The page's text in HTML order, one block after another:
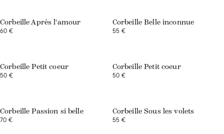
Corbeille Après l'amour
60 €
Corbeille Belle inconnue
55 €
Corbeille Petit coeur
50 €
Corbeille Petit coeur
50 €
Corbeille Passion si belle
70 €
Corbeille Sous les volets
55 €